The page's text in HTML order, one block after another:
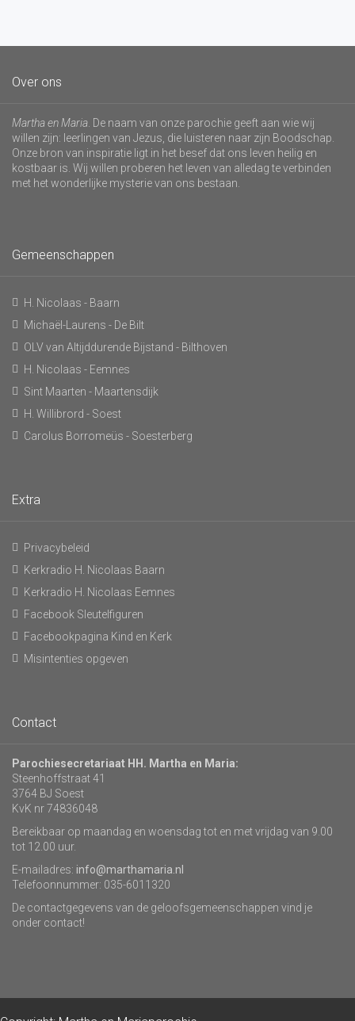
Over ons
Martha en Maria . De naam van onze parochie geeft aan wie wij
willen zijn: leerlingen van Jezus, die luisteren naar zijn Boodschap.
Onze bron van inspiratie ligt in het besef dat ons leven heilig en
kostbaar is. Wij willen proberen het leven van alledag te verbinden
met het wonderlijke mysterie van ons bestaan.
Gemeenschappen
H. Nicolaas - Baarn
Michaël-Laurens - De Bilt
OLV van Altijddurende Bijstand - Bilthoven
H. Nicolaas - Eemnes
Sint Maarten - Maartensdijk
H. Willibrord - Soest
Carolus Borromeüs - Soesterberg
Extra
Privacybeleid
Kerkradio H. Nicolaas Baarn
Kerkradio H. Nicolaas Eemnes
Facebook Sleutelfiguren
Facebookpagina Kind en Kerk
Misintenties opgeven
Contact
Parochiesecretariaat HH. Martha en Maria:
Steenhoffstraat 41
3764 BJ Soest
KvK nr 74836048
Bereikbaar op maandag en woensdag tot en met vrijdag van 9.00
tot 12.00 uur.
E-mailadres: info@marthamaria.nl
Telefoonnummer: 035-6011320
De contactgegevens van de geloofsgemeenschappen vind je
onder contact!